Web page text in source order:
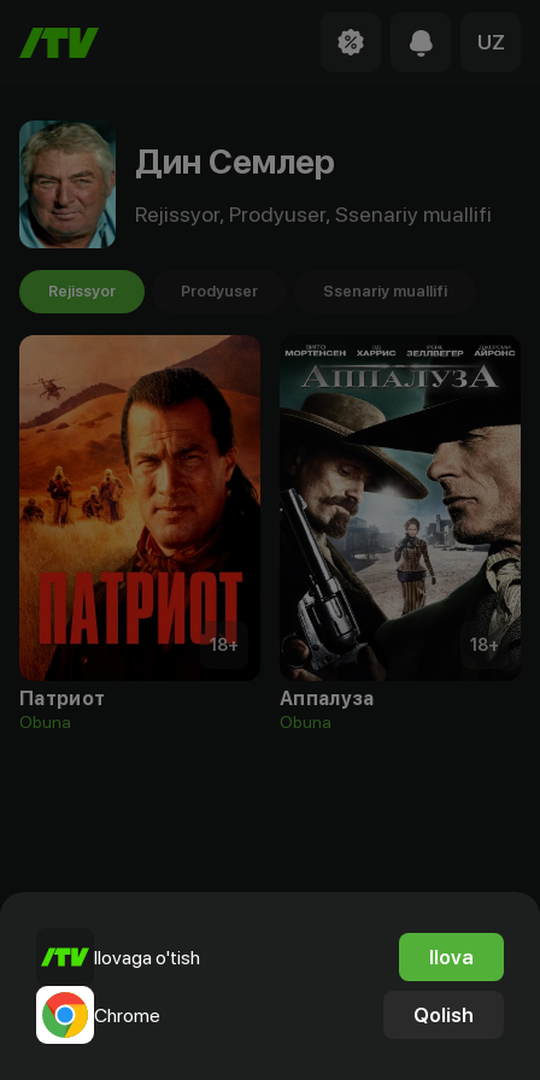
UZ
Дин Семлер
Rejissyor, Prodyuser, Ssenariy muallifi
Rejissyor Prodyuser Ssenariy muallifi
18+
Патриот
Obuna
18+
Аппалуза
Obuna
Ilovaga o'tish Ilova
Chrome Qolish